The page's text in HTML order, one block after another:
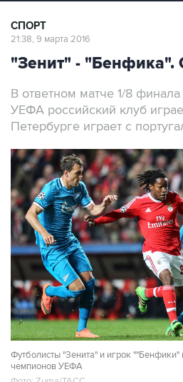
СПОРТ
21:38, 9 марта 2016
"Зенит" - "Бенфика".
В ответном матче 1/8
УЕФА российский клуб
Петербурге играет с
Футболисты "Зенита" и игрок
чемпионов УЕФА